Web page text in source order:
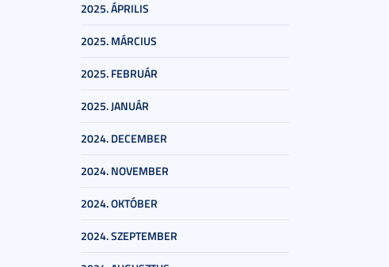
2025. ÁPRILIS
2025. MÁRCIUS
2025. FEBRUÁR
2025. JANUÁR
2024. DECEMBER
2024. NOVEMBER
2024. OKTÓBER
2024. SZEPTEMBER